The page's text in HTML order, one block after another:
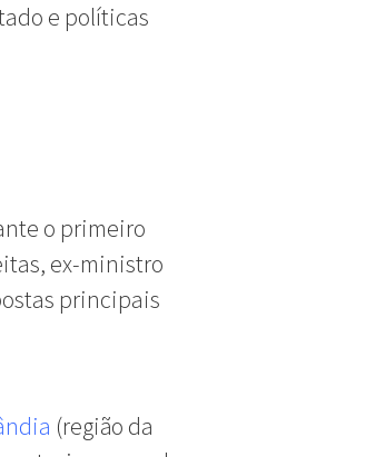
e políticas
o primeiro
ex-ministro
principais
(região da